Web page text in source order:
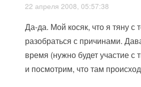
22 апреля 2008, 05:57:38
Да-да. Мой косяк, что я тяну с
разобраться с причинами.
время (нужно будет участие с
и посмотрим, что там